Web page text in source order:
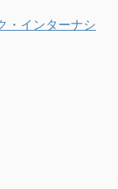
・インターナシ